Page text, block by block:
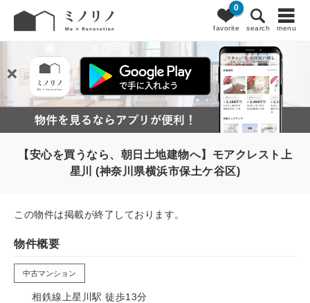
favorite
0
search menu
【安心を買うなら、朝日土地建物へ】モアクレスト上
星川 (神奈川県横浜市保土ケ谷区)
この物件は掲載が終了しております。
物件概要
中古マンション
相鉄線上星川駅 徒歩13分